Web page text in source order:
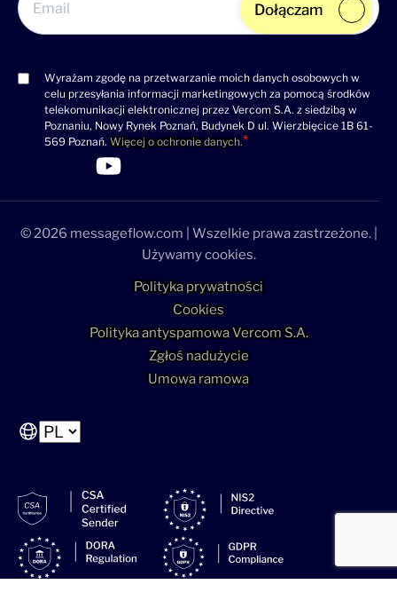
Consent
(wymagane)
Wyrażam zgodę na przetwarzanie moich danych osobowych w
celu przesyłania informacji marketingowych za pomocą środków
telekomunikacji elektronicznej przez Vercom S.A. z siedzibą w
Poznaniu, Nowy Rynek Poznań, Budynek D ul. Wierzbięcice 1B 61-
569 Poznań.Więcej o ochronie danych.
Dołączam
>Link do profilu LinkedIn
>Link do profilu Facebook
>Link do profilu YouTube
>Link do profilu YouTube
© 2026 messageflow.com | Wszelkie prawa zastrzeżone. |
Używamy cookies.
Polityka prywatności
Cookies
Polityka antyspamowa Vercom S.A.
Zgłoś nadużycie
Umowa ramowa